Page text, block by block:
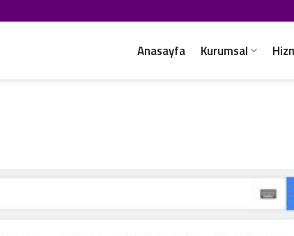
Anasayfa Kurumsal